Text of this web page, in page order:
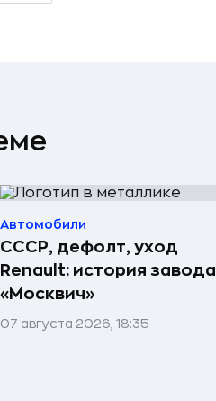
Автомобили
СССР, дефолт, уход
Renault: история завода
«Москвич»
07 августа 2026, 18:35